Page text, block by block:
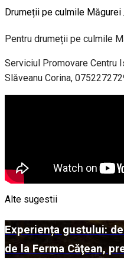
Drumeții pe culmile Măgurei
Pentru drumeții pe culmile
Serviciul Promovare Centru
Slăveanu Corina,
Alte sugestii
Experiența gustului:
de la Ferma Căţean,